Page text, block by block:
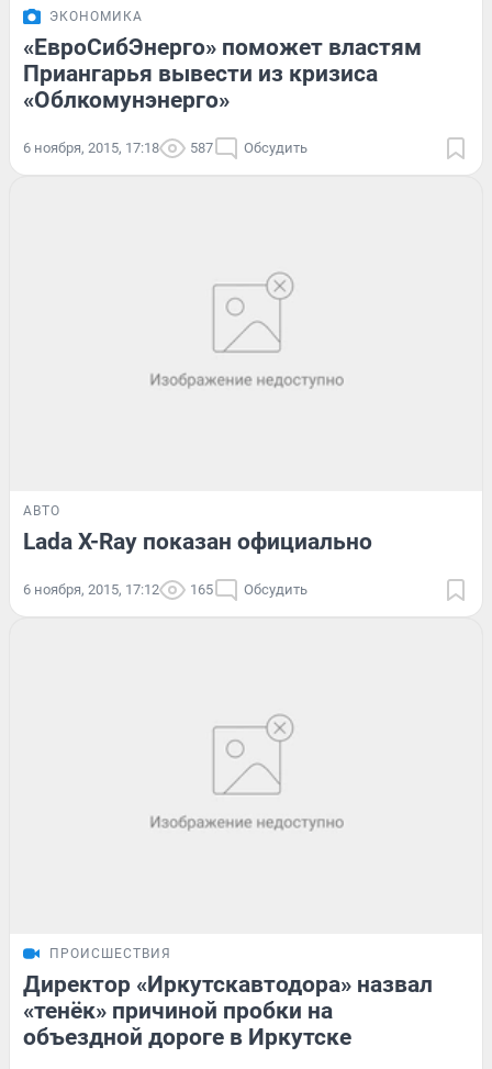
ЭКОНОМИКА
«ЕвроСибЭнерго» поможет властям
Приангарья вывести из кризиса
«Облкомунэнерго»
6 ноября, 2015, 17:18 587 Обсудить
АВТО
Lada X-Ray показан официально
6 ноября, 2015, 17:12 165 Обсудить
ПРОИСШЕСТВИЯ
Директор «Иркутскавтодора» назвал
«тенёк» причиной пробки на
объездной дороге в Иркутске